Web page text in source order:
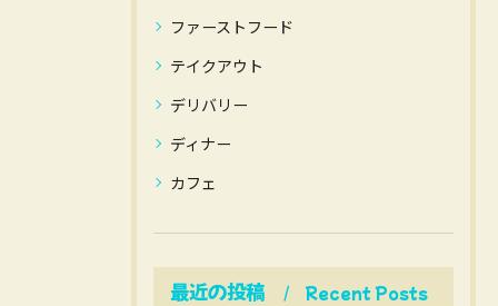
ファーストフード
テイクアウト
デリバリー
ディナー
カフェ
最近の投稿 Recent Posts